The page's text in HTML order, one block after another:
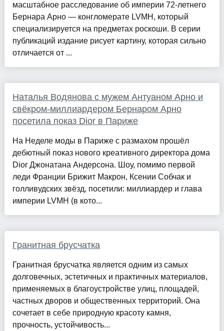
масштабное расследование об империи 72-летнего
Бернара Арно — конгломерате LVMH, который
специализируется на предметах роскоши. В серии
публикаций издание рисует картину, которая сильно
отличается от ...
Наталья Водянова с мужем Антуаном Арно и
свёкром-миллиардером Бернаром Арно
посетила показ Dior в Париже
На Неделе моды в Париже с размахом прошёл
дебютный показ нового креативного директора дома
Dior Джонатана Андерсона. Шоу, помимо первой
леди Франции Брижит Макрон, Ксении Собчак и
голливудских звёзд, посетили: миллиардер и глава
империи LVMH (в кото...
Гранитная брусчатка
Гранитная брусчатка является одним из самых
долговечных, эстетичных и практичных материалов,
применяемых в благоустройстве улиц, площадей,
частных дворов и общественных территорий. Она
сочетает в себе природную красоту камня,
прочность, устойчивость...